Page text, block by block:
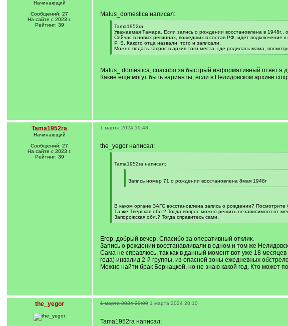
Начинающий
Сообщений: 27
На сайте с 2023 г.
Рейтинг: 39
Malus_domestica написал:
[
q
]
Tama1952ra
Уважаемая Тамара. Если запись о рождении восстановлена в
Сейчас в новых регионах, вошедших в состав РФ, идёт подключение
P. S. Какого отца назвали, того и записали.
Можно подать запрос в архив того места, где родилась мама,
[
]
Malus_ domestica, cnacubo за быстрый информативный ответ.я
Какие ещё могут быть варианты, если в Нелидовском архиве
Tama1952ra
Начинающий
Сообщений: 27
На сайте с 2023 г.
Рейтинг: 39
1 марта 2024 19:48
the_yegor написал:
q
Tama1952ra написал:
q
]
Запись номер 71 о рождении восстановлена 8мая 1948г
[
В каком органе ЗАГС восстановлена запись о рождении? Посмотрите
Та же Тверская обл.? Тогда вопрос можно решить независимого от
Запорожская обл.? Тогда справитесь сами.
[
Егор, добрый вечер. Спасибо за оперативный отклик.
Запись о рождении восстанавливали в одном и том же
Сама не справлюсь, так как в данный момент вот уже 18
года) инвалид 2-й группы, из опасной зоны ежедневных
Можно найти брак Бернацкой, но не знаю какой год. Кто может
the_yegor 1 марта 2024 20:09 1 марта 2024 20:10
Tama1952ra написал: